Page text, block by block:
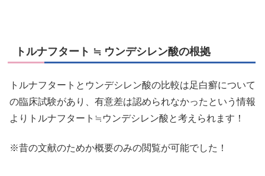
トルナフタート ≒ ウンデシレン酸の根拠
トルナフタートとウンデシレン酸の比較は足白癬について
の臨床試験があり、有意差は認められなかったという情報
よりトルナフタート≒ウンデシレン酸と考えられます！
※昔の文献のためか概要のみの閲覧が可能でした！